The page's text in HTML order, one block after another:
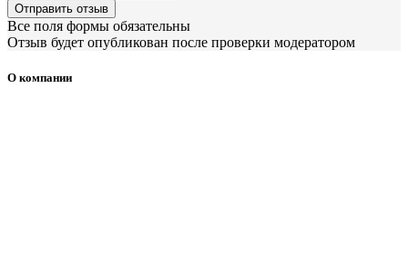
Отправить отзыв
Все поля формы обязательны
Отзыв будет опубликован после проверки модератором
О компании